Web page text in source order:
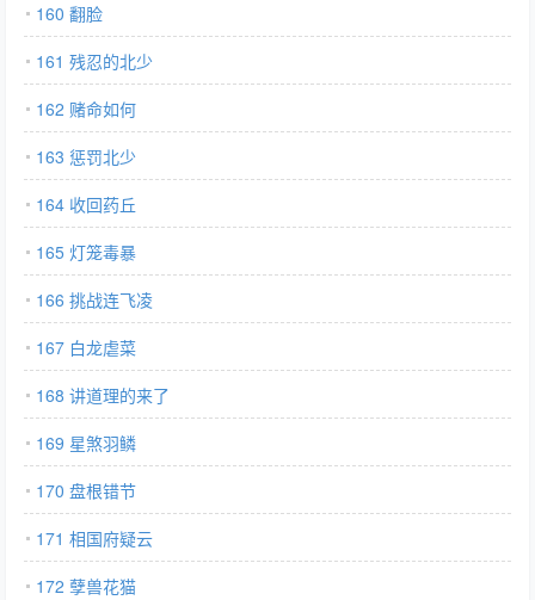
160 翻脸
161 残忍的北少
162 赌命如何
163 惩罚北少
164 收回药丘
165 灯笼毒暴
166 挑战连飞凌
167 白龙虐菜
168 讲道理的来了
169 星煞羽鳞
170 盘根错节
171 相国府疑云
172 孽兽花猫